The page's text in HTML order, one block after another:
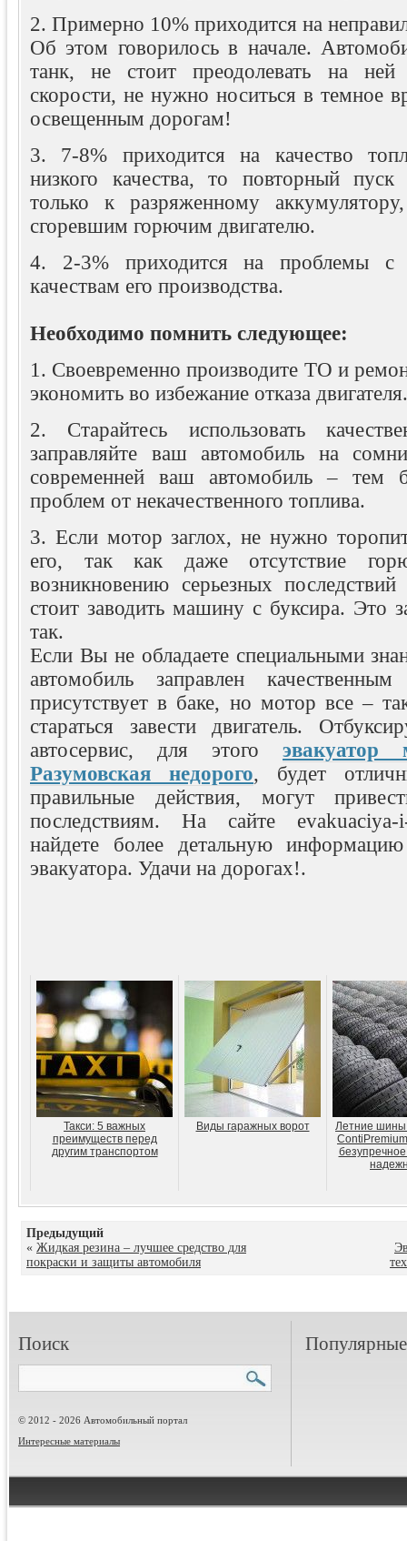
2. Примерно 10% приходится на
Об этом говорилось в начале.
танк, не стоит преодолевать на
скорости, не нужно носиться в темное
освещенным дорогам!
3. 7-8% приходится на качество
низкого качества, то повторный пуск
только к разряженному
сгоревшим горючим двигателю.
4. 2-3% приходится на проблемы
качествам его производства.
Необходимо помнить следующее:
1. Своевременно производите ТО и
экономить во избежание отказа двигателя.
2. Старайтесь использовать
заправляйте ваш автомобиль на
современней ваш автомобиль – тем
проблем от некачественного топлива.
3. Если мотор заглох, не нужно
его, так как даже отсутствие
возникновению серьезных
стоит заводить машину с буксира. Это
так.
Если Вы не обладаете специальными
автомобиль заправлен
присутствует в баке, но мотор все –
стараться завести двигатель.
автосервис, для этого эвакуатор
Разумовская недорого, будет
правильные действия, могут
последствиям. На сайте
найдете более детальную информацию
эвакуатора. Удачи на дорогах!.
Такси: 5 важных
преимуществ перед
другим транспортом
Виды гаражных ворот
Летние шины
безупречное
Предыдущий
« Жидкая резина – лучшее средство для
покраски и защиты автомобиля
Поиск
© 2012 - 2026 Автомобильный портал
Интересные материалы
Популярные